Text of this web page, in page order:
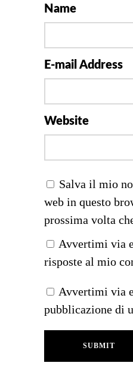
Name
E-mail Address
Website
Salva il mio
web in questo
prossima volta
Avvertimi via
risposte al mio
Avvertimi via
pubblicazione di
SUBMIT